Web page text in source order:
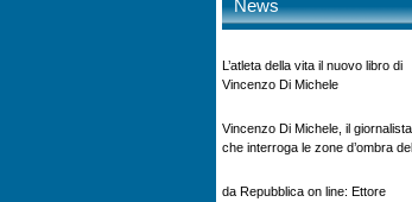
News
L’atleta della vita il nuovo libro di
Vincenzo Di Michele
Vincenzo Di Michele, il giornalista
che interroga le zone d’ombra del
da Repubblica on line: Ettore